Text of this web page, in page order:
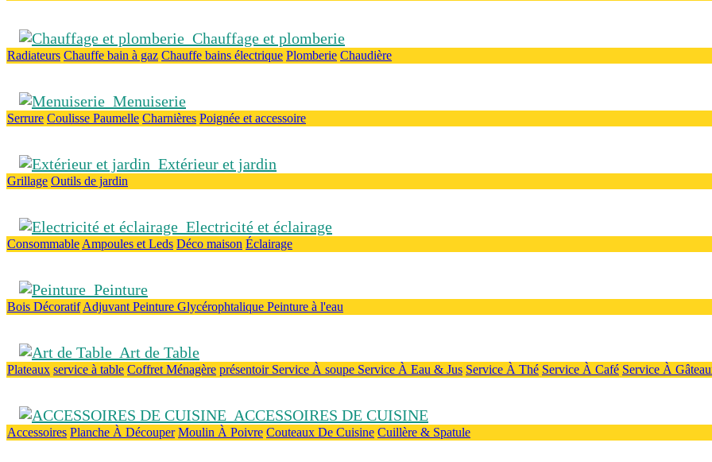
Chauffage et plomberie
Radiateurs Chauffe bain à gaz Chauffe bains électrique Plomberie Chaudière
Menuiserie
Serrure Coulisse Paumelle Charnières Poignée et accessoire
Extérieur et jardin
Grillage Outils de jardin
Electricité et éclairage
Consommable Ampoules et Leds Déco maison Éclairage
Peinture
Bois Décoratif Adjuvant Peinture Glycérophtalique Peinture à l'eau
Art de Table
Plateaux service à table Coffret Ménagère présentoir Service À soupe Service À Eau & Jus Service À Thé Service À Café Service À
ACCESSOIRES DE CUISINE
Accessoires Planche À Découper Moulin À Poivre Couteaux De Cuisine Cuillère & Spatule